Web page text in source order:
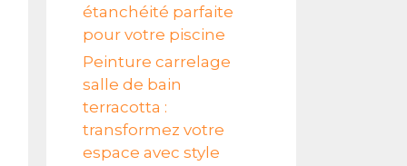
étanchéité parfaite
pour votre piscine
Peinture carrelage
salle de bain
terracotta :
transformez votre
espace avec style